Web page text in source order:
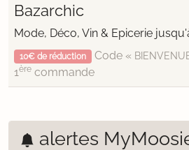
Bazarchic
Mode, Déco, Vin & Epicerie
10€ de réduction Code «
1ère commande
alertes